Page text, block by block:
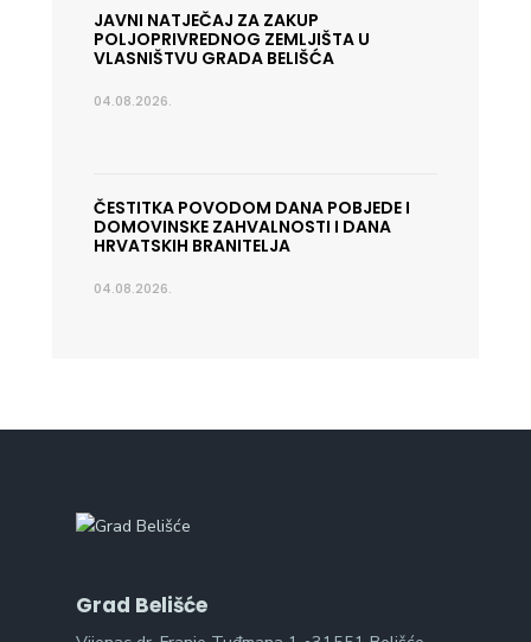
JAVNI NATJEČAJ ZA ZAKUP
POLJOPRIVREDNOG ZEMLJIŠTA U
VLASNIŠTVU GRADA BELIŠĆA
04.08.2026.
ČESTITKA POVODOM DANA POBJEDE I
DOMOVINSKE ZAHVALNOSTI I DANA
HRVATSKIH BRANITELJA
04.08.2026.
Grad Belišće